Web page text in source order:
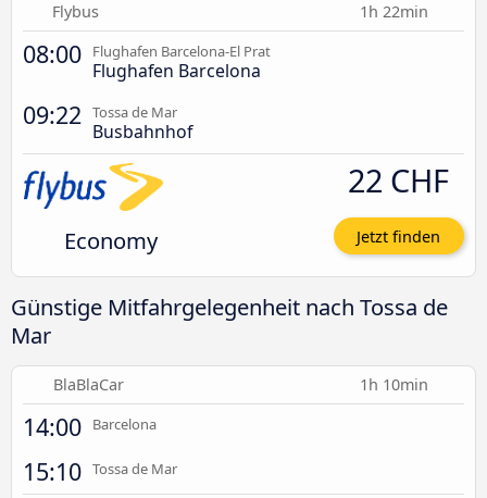
Flybus 1h 22min
08:00 Flughafen Barcelona-El Prat
Flughafen Barcelona
09:22 Tossa de Mar
Busbahnhof
Economy
22 CHF
Jetzt finden
Günstige Mitfahrgelegenheit nach Tossa de
Mar
BlaBlaCar 1h 10min
14:00 Barcelona
15:10 Tossa de Mar